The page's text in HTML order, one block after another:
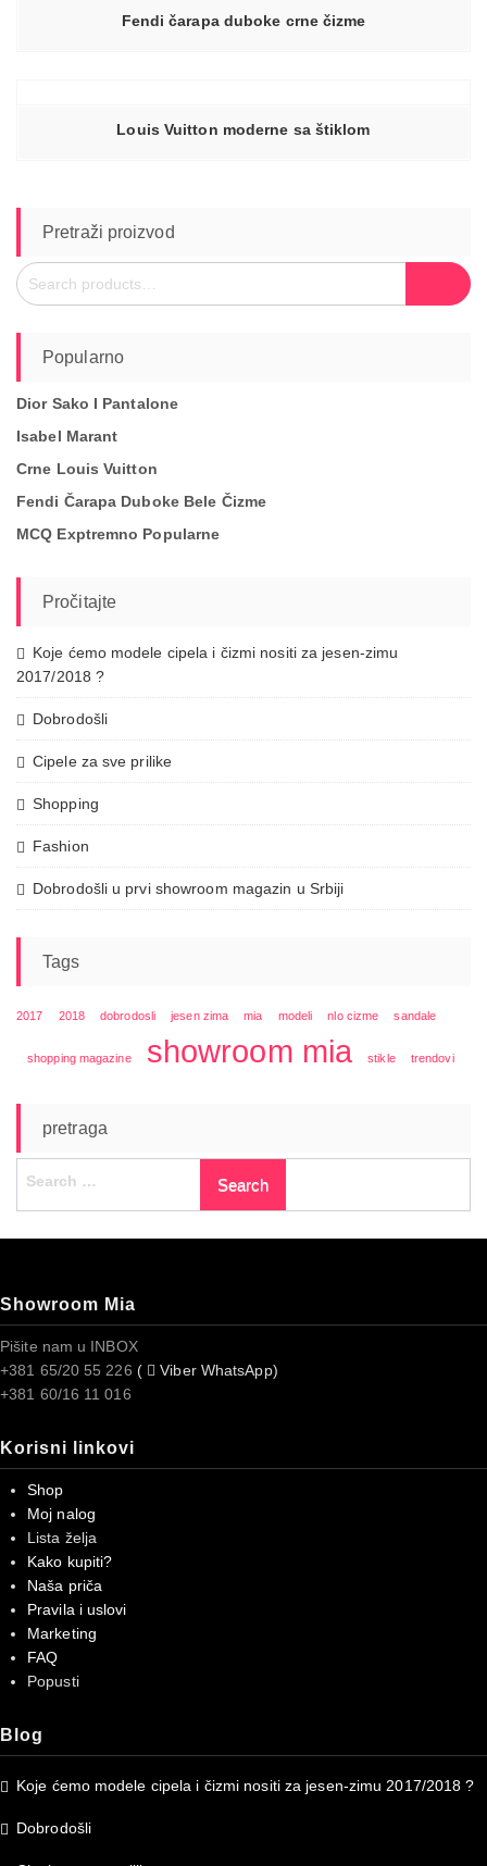
Fendi čarapa duboke crne čizme
Louis Vuitton moderne sa štiklom
Pretraži proizvod
Search
for:
Popularno
Dior Sako I Pantalone
Isabel Marant
Crne Louis Vuitton
Fendi Čarapa Duboke Bele Čizme
MCQ Exptremno Popularne
Pročitajte
Koje ćemo modele cipela i čizmi nositi za jesen-zimu
2017/2018 ?
Dobrodošli
Cipele za sve prilike
Shopping
Fashion
Dobrodošli u prvi showroom magazin u Srbiji
Tags
2017 2018 dobrodosli jesen zima mia modeli nlo cizme sandale
shopping magazine showroom mia stikle trendovi
pretraga
Showroom Mia
Pišite nam u INBOX
+381 65/20 55 226 (
Viber WhatsApp)
+381 60/16 11 016
Korisni linkovi
Shop
Moj nalog
Lista želja
Kako kupiti?
Naša priča
Pravila i uslovi
Marketing
FAQ
Popusti
Blog
Koje ćemo modele cipela i čizmi nositi za jesen-zimu 2017/2018 ?
Dobrodošli